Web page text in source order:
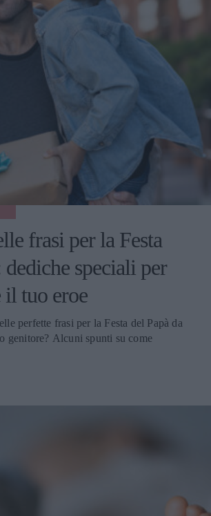
frasi per la Festa
dediche speciali per
il tuo eroe
perfette frasi per la Festa del Papà da
genitore? Alcuni spunti su come